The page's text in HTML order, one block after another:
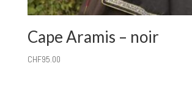
Cape Aramis – noir
CHF95.00